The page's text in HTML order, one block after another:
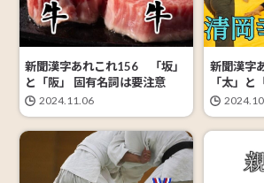
新聞漢字あれこれ156 「坂」
と「阪」 固有名詞は要注意
2024.11.06
新聞漢字
「太」と